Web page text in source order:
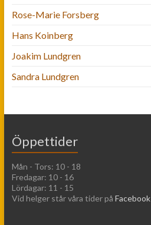
Rose-Marie Forsberg
Hans Koinberg
Joakim Lundgren
Sandra Lundgren
Öppettider
Mån - Tors: 10 - 18
Fredagar: 10 - 16
Lördagar: 11 - 15
Vid helger står våra tider på Facebook